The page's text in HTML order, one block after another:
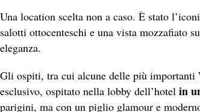
Una location scelta non a caso. È stato
salotti ottocenteschi e una vista mozzafiato
eleganza.
Gli ospiti, tra cui alcune delle più importanti
esclusivo, ospitato nella lobby dell’hotel in
parigini, ma con un piglio glamour e